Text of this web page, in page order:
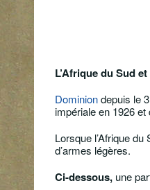
L’Afrique du Sud
Dominiondepuis le
impérialeen 1926et
Lorsque l’Afrique
d’armes légères.
Ci-dessous, une